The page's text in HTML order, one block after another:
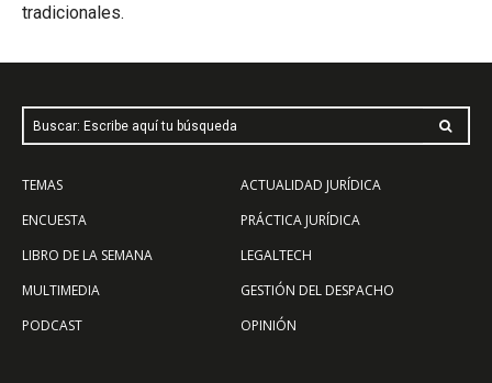
tradicionales.
Buscar: Escribe aquí tu búsqueda
TEMAS
ENCUESTA
LIBRO DE LA SEMANA
MULTIMEDIA
PODCAST
ACTUALIDAD JURÍDICA
PRÁCTICA JURÍDICA
LEGALTECH
GESTIÓN DEL DESPACHO
OPINIÓN